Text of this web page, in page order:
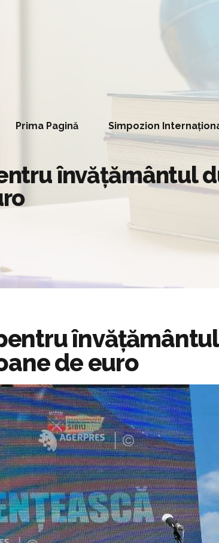
Prima Pagină Simpozion
învățământul
de euro